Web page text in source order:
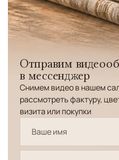
Отправим
в мессенджер
Снимем видео в нашем
рассмотреть фактуру,
визита или покупки